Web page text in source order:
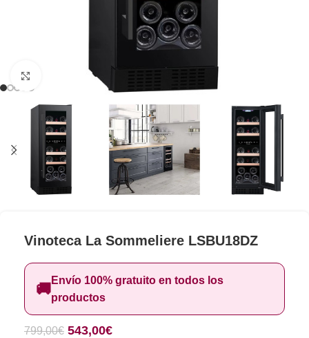
Clic para ampliar
Vinoteca La Sommeliere LSBU18DZ
🚚Envío 100% gratuito en todos los
productos
799,00€ 543,00€